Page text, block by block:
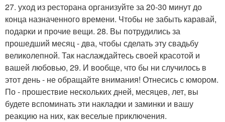
27. уход из ресторана организуйте за 20-30 минут до
конца назначенного времени. Чтобы не забыть каравай,
подарки и прочие вещи. 28. Вы потрудились за
прошедший месяц - два, чтобы сделать эту свадьбу
великолепной. Так наслаждайтесь своей красотой и
вашей любовью, 29. И вообще, что бы ни случилось в
этот день - не обращайте внимания! Отнесись с юмором.
По - прошествие нескольких дней, месяцев, лет, вы
будете вспоминать эти накладки и заминки и вашу
реакцию на них, как веселые приключения.